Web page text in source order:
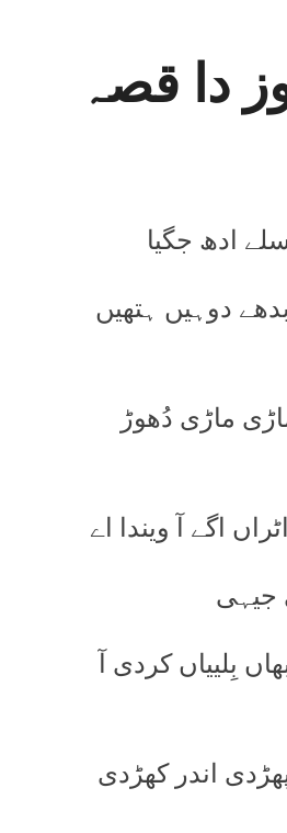
ادھ جگیا
دوہیں ہتھیں
ماڑی دُھوڑ
اگے آ ویندا اے
جیہی
بِلییاں کردی آ
اندر کھڑدی